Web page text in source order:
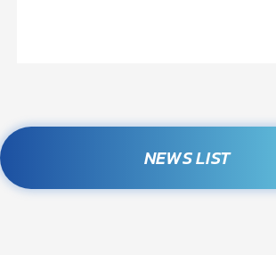
NEWS LIST